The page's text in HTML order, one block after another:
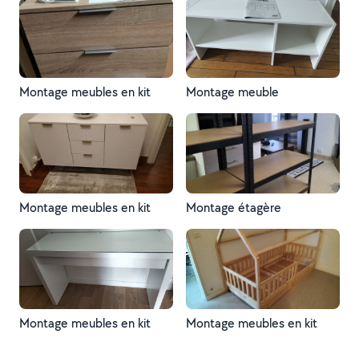
Montage meubles en kit Montage meuble
Montage meubles en kit Montage étagère
Montage meubles en kit Montage meubles en kit